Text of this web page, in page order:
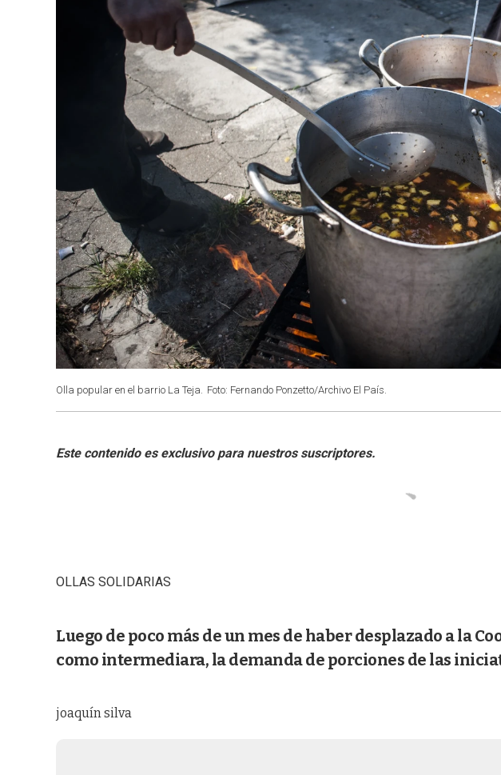
Olla popular en el barrio La Teja. Foto: Fernando Ponzetto/Archivo El País.
OLLAS SOLIDARIAS
Luego de poco más de un mes de haber desplazado a la
como intermediara, la demanda de porciones de las
joaquín silva